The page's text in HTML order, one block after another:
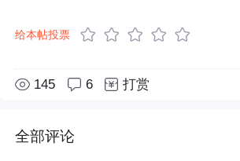
给本帖投票
145 6 打赏
全部评论